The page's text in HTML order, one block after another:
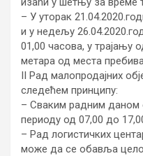
– У уторак
и у недељу
01,00 часова, у трајању
метара од места
II Рад малопродајних
следећем принципу:
– Сваким радним даном
периоду од 07,00 до
– Рад логистичких
може да се обавља